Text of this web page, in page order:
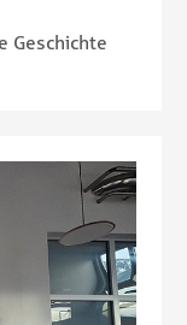
Geschichte